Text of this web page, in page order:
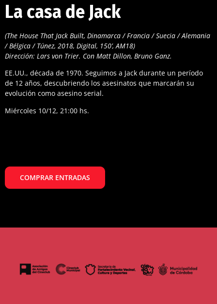
La casa de Jack
(The House That Jack Built, Dinamarca / Francia / Suecia / Alemania
/ Bélgica / Túnez, 2018, Digital, 150’, AM18)
Dirección: Lars von Trier. Con Matt Dillon, Bruno Ganz.
EE.UU., década de 1970. Seguimos a Jack durante un período
de 12 años, descubriendo los asesinatos que marcarán su
evolución como asesino serial.
Miércoles 10/12, 21:00 hs.
COMPRAR ENTRADAS